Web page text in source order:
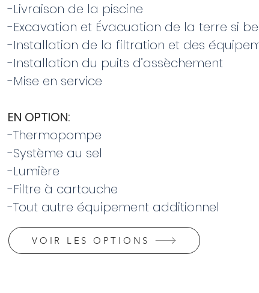
-Livraison de la piscine
-Excavation et Évacuation de la terre si
-Installation de la filtration et des
-Installation du puits d’assèchement
-Mise en service
EN OPTION:
-Thermopompe
-Système au sel
-Lumière
-Filtre à cartouche
-Tout autre équipement additionnel
VOIR LES OPTIONS